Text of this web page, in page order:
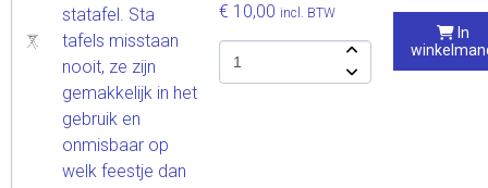
statafel. Sta
tafels misstaan
nooit, ze zijn
gemakkelijk in het
gebruik en
onmisbaar op
welk feestje dan
€ 10,00 incl. BTW
In